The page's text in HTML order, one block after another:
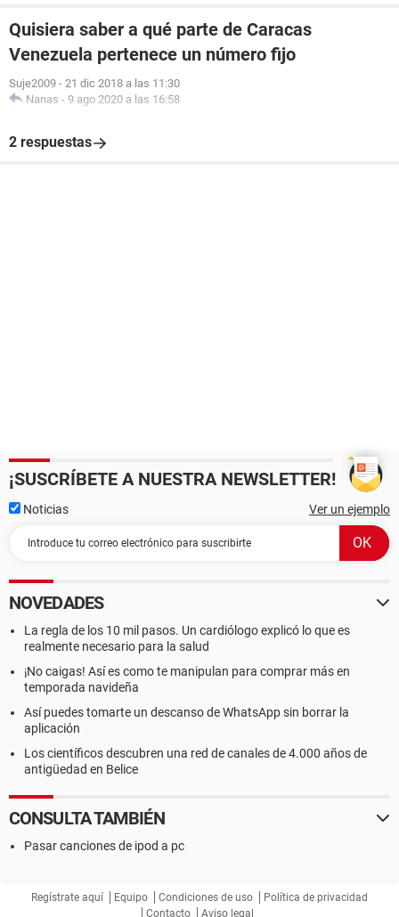
Quisiera saber a qué parte de Caracas
Venezuela pertenece un número fijo
Suje2009 - 21 dic 2018 a las 11:30
Nanas - 9 ago 2020 a las 16:58
2 respuestas
¡SUSCRÍBETE A NUESTRA NEWSLETTER!
Noticias Ver un ejemplo
NOVEDADES
La regla de los 10 mil pasos. Un cardiólogo explicó lo que es
realmente necesario para la salud
¡No caigas! Así es como te manipulan para comprar más en
temporada navideña
Así puedes tomarte un descanso de WhatsApp sin borrar la
aplicación
Los científicos descubren una red de canales de 4.000 años de
antigüedad en Belice
CONSULTA TAMBIÉN
Pasar canciones de ipod a pc
Regístrate aquí Equipo Condiciones de uso
Política de privacidad
Contacto
Aviso legal